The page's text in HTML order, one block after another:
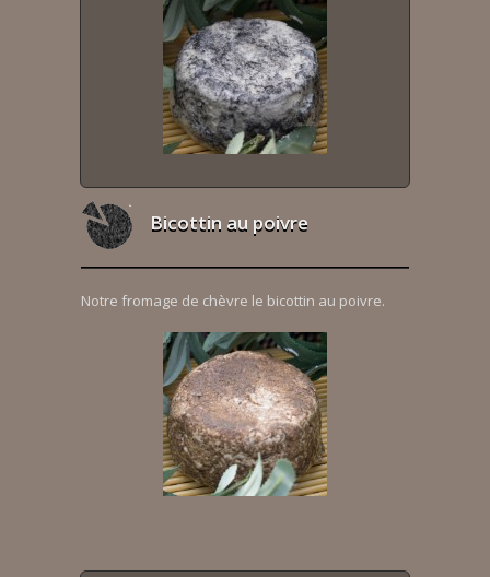
Bicottin au poivre
Notre fromage de chèvre le bicottin au poivre.